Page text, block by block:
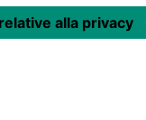
alla privacy